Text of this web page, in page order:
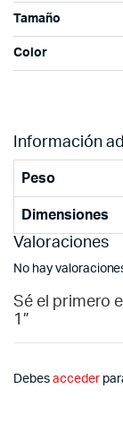
Tamaño
Color
Información
Peso
Dimensiones
Valoraciones
No hay
Sé el primero
1”
Debes acceder